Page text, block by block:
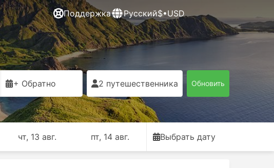
Поддержка Русский$•USD
+ Обратно 2 путешественника Обновить
чт, 13 авг. пт, 14 авг. Выбрать дату